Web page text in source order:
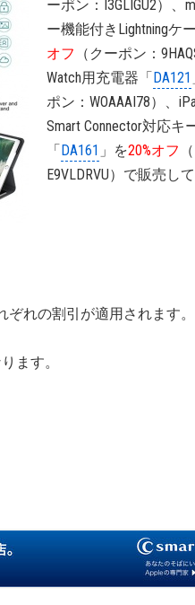
ーポン：I3GLIGU2）、
ー機能付きLightningケ
オフ
（クーポン：
Watch用充電器「DA121
ポン：WOAAAI78）、
Smart Connector対応
「DA161 」を20%オフ
E9VLDRVU）で販売し
れの割引が適用されます。
ます。